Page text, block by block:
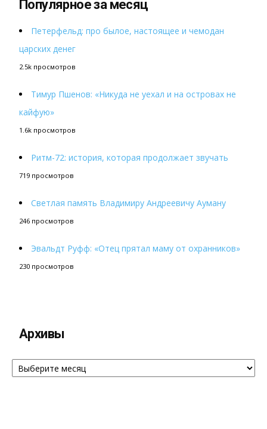
Популярное за месяц
Петерфельд: про былое, настоящее и чемодан
царских денег
2.5k просмотров
Тимур Пшенов: «Никуда не уехал и на островах не
кайфую»
1.6k просмотров
Ритм-72: история, которая продолжает звучать
719 просмотров
Светлая память Владимиру Андреевичу Ауману
246 просмотров
Эвальдт Руфф: «Отец прятал маму от охранников»
230 просмотров
Архивы
Архивы